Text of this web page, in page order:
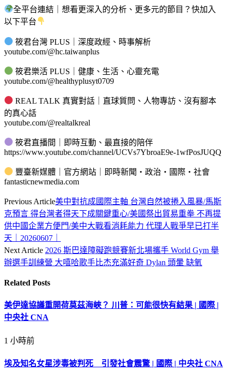
全平台連結｜想看更深入的分析、更多元的節目？快加入
以下平台
筱君台灣 PLUS｜深度政經、時事解析
youtube.com/@hc.taiwanplus
筱君樂活 PLUS｜健康、生活、心靈充電
youtube.com/@healthyplusyt0709
REAL TALK 真實對話｜直球質問、人物專訪、沒有腳本
的真心話
youtube.com/@realtalkreal
筱君直播間｜即時互動、最直接的陪伴
https://www.youtube.com/channel/UCVs7YbroaE9e-1wfPosJUQQ
豐臺新媒體｜官方網站｜即時新聞・政治・國際・社會
fantasticnewmedia.com
Previous Article美中對抗成國際主軸 台灣自然被捲入風暴/馬斯
克預言 得台灣者得天下成關鍵重心/美國祭出貿易重拳 不再提
供中國企業方便門/美中大戰看消耗能力 代理人戰爭早已打半
天｜20260607｜
Next Article 2026 斯巴達障礙跑競賽新北場攜手 World Gym 舉
辦選手訓練營 大嘻哈歌手比杰充滿好奇 Dylan 頭暈 缺氧
Related Posts
美伊達協議重開荷莫茲海峽？ 川普：可能很快有結果 | 國際 |
中央社 CNA
1 小時前
埃及知名女星涉毒被判死 引發社會震驚 | 國際 | 中央社 CNA